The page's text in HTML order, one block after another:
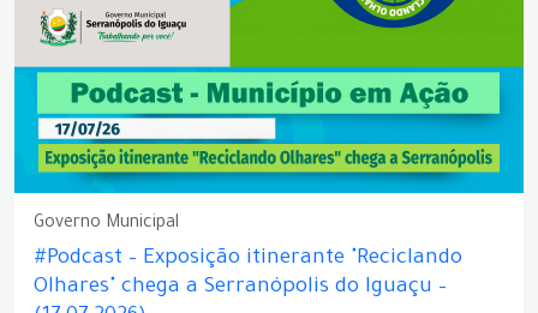
Governo Municipal
#Podcast – Exposição itinerante "Reciclando
Olhares" chega a Serranópolis do Iguaçu –